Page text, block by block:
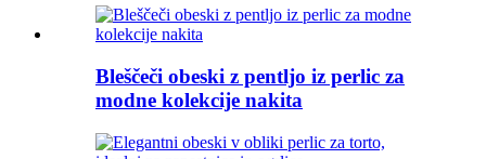
Bleščeči obeski z pentljo iz perlic za
modne kolekcije nakita